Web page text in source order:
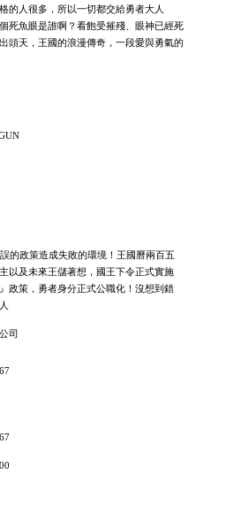
的人很多，所以一切都交給勇者大人
死魚眼是誰啊？看飽受摧殘、眼神已經死
頭天，王國的浪漫傳奇，一段愛與勇氣的
的政策造成失敗的環境！王國曆兩百五
以及未來王儲著想，國王下令正式實施
政策，勇者身分正式公職化！沒想到錯
司